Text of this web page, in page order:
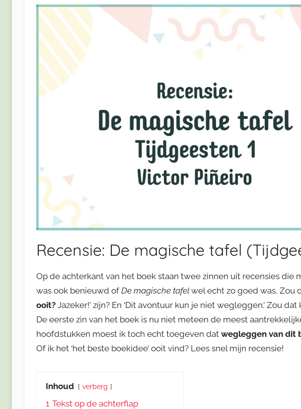
Recensie: De magische tafel
Op de achterkant van het boek staan twee zinnen uit recensies die
was ook benieuwd of De magische tafel wel echt zo goed was, Zou
ooit? Jazeker!’ zijn? En ‘Dit avontuur kun je niet wegleggen.’ Zou dat
De eerste zin van het boek is nu niet meteen de meest
hoofdstukken moest ik toch echt toegeven dat wegleggen van dit
Of ik het ‘het beste boekidee’ ooit vind? Lees snel mijn recensie!
Inhoud verberg
1 Tekst op de achterflap